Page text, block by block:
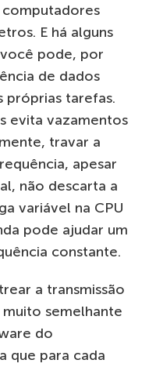
E há alguns
pode, por
de dados
próprias tarefas.
evita vazamentos
travar a
apesar
não descarta a
variável na CPU
pode ajudar um
constante.
a transmissão
semelhante
do
que para cada